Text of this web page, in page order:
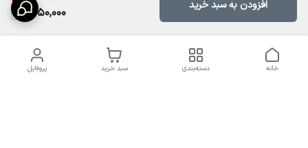
1,650,000 افزودن به سبد خرید
پروفایل سبد خرید دسته‌بندی خانه